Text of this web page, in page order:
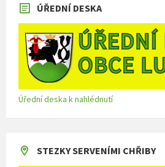
ÚŘEDNÍ DESKA
Úřední deska k nahlédnutí
STEZKY SERVENÍMI CHŘIBY